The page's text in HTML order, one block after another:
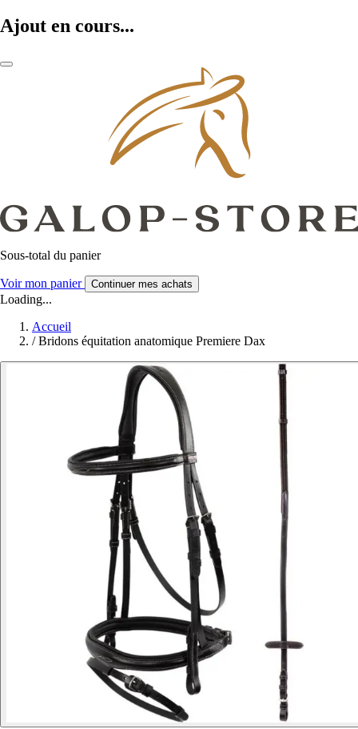
Ajout en cours...
Sous-total du panier
Voir mon panier Continuer mes achats
Loading...
Accueil
/ Bridons équitation anatomique Premiere Dax